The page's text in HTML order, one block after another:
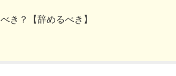
き？【辞めるべき】